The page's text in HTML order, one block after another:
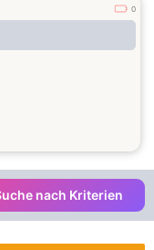
0
nach Kriterien